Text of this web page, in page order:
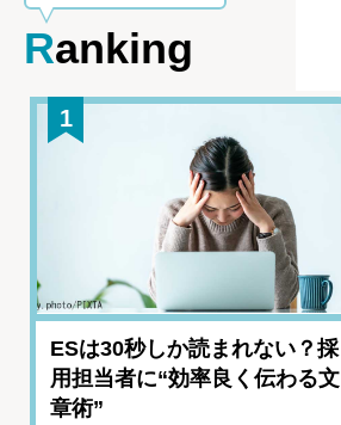
Ranking
1
ESは30秒しか読まれない？採
用担当者に“効率良く伝わる文
章術”